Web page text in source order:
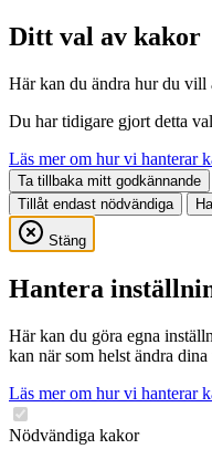
Ditt val av kakor
Här kan du ändra hur du vill
Du har tidigare gjort detta
Läs mer om hur vi hanterar
Ta tillbaka mitt godkännande
Tillåt endast nödvändiga
Stäng
Hantera
Här kan du göra egna
kan när som helst ändra
Läs mer om hur vi hanterar
Nödvändiga kakor